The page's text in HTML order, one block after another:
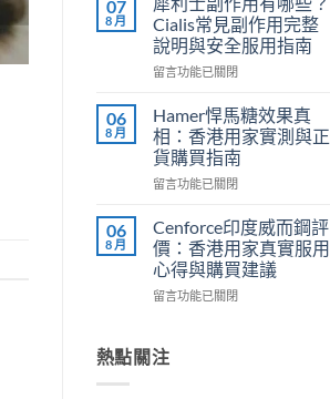
2026
年
外
用
時
噴
霧
選
購
南
與
正
貨
渠
保
健
品
推
2026
｜
香
港
5
熱
門
男
士
保
真
07
8 月
Cialis常見副作用完整
說明與安全服用指南
在
利
士
副
作
用
哪
些？
Cialis
常
見
用
留言功能已關閉
06
8 月
Hamer悍馬糖效果真
相：香港用家實測與正
貨購買指南
在
悍
馬
糖
效
果
香
留言功能已關閉
06
8 月
Cenforce印度威而鋼評
價：香港用家真實服用
心得與購買建議
在
度
威
留言功能已關閉
熱點關注